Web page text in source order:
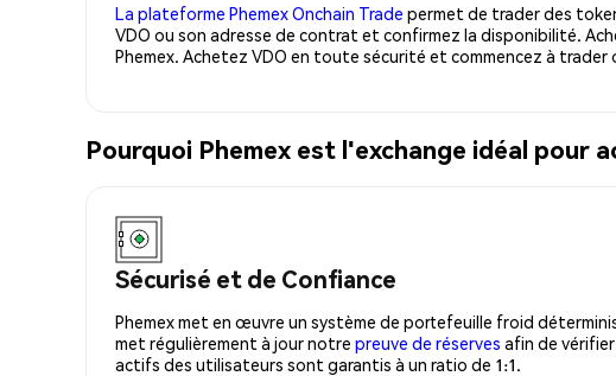
La plateforme Phemex Onchain Trade permet de trader des
VDO ou son adresse de contrat et confirmez la disponibilité.
Phemex. Achetez VDO en toute sécurité et commencez à trader
Pourquoi Phemex est l'exchange idéal pour
Sécurisé et de Confiance
Phemex met en œuvre un système de portefeuille froid
met régulièrement à jour notre preuve de réserves afin de
actifs des utilisateurs sont garantis à un ratio de 1:1.